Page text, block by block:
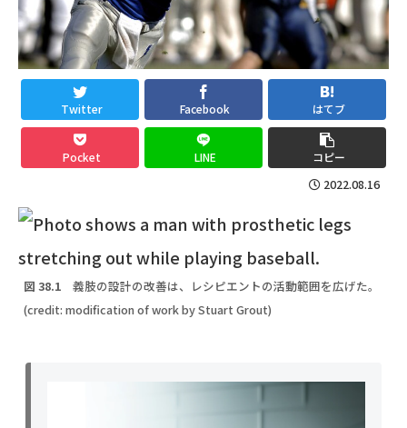
Twitter Facebook はてブ
Pocket LINE コピー
2022.08.16
図 38.1 義肢の設計の改善は、レシピエントの活動範囲を広げた。
(credit: modification of work by Stuart Grout)